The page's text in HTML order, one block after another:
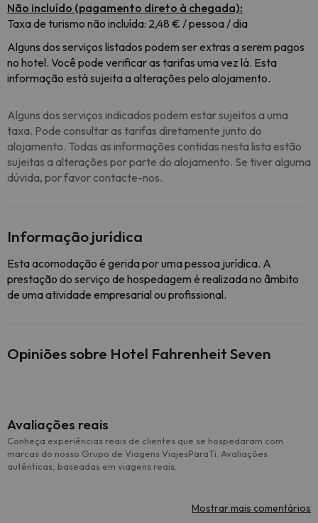
Não incluído (pagamento direto à chegada):
Taxa de turismo não incluída: 2,48 € / pessoa / dia
Alguns dos serviços listados podem ser extras a serem pagos
no hotel. Você pode verificar as tarifas uma vez lá. Esta
informação está sujeita a alterações pelo alojamento.
Alguns dos serviços indicados podem estar sujeitos a uma
taxa. Pode consultar as tarifas diretamente junto do
alojamento. Todas as informações contidas nesta lista estão
sujeitas a alterações por parte do alojamento. Se tiver alguma
dúvida, por favor contacte-nos.
Informação jurídica
Esta acomodação é gerida por uma pessoa jurídica. A
prestação do serviço de hospedagem é realizada no âmbito
de uma atividade empresarial ou profissional.
Opiniões sobre Hotel Fahrenheit Seven
Avaliações reais
Conheça experiências reais de clientes que se hospedaram com
marcas do nosso Grupo de Viagens ViajesParaTi. Avaliações
autênticas, baseadas em viagens reais.
Mostrar mais comentários